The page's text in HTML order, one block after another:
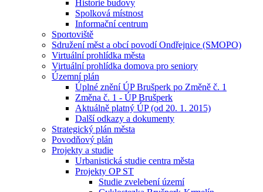
Historie budovy
Spolková místnost
Informační centrum
Sportoviště
Sdružení měst a obcí povodí Ondřejnice (SMOPO)
Virtuální prohlídka města
Virtuální prohlídka domova pro seniory
Územní plán
Úplné znění ÚP Brušperk po Změně č. 1
Změna č. 1 - ÚP Brušperk
Aktuálně platný ÚP (od 20. 1. 2015)
Další odkazy a dokumenty
Strategický plán města
Povodňový plán
Projekty a studie
Urbanistická studie centra města
Projekty OP ST
Studie zvelebení území